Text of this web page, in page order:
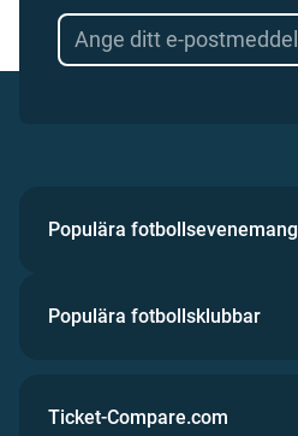
Populära fotbollsevenemang
Populära fotbollsklubbar
Ticket-Compare.com